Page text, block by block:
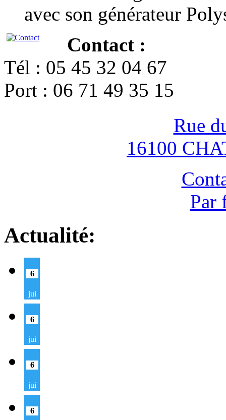
avec son générateur
Contact :
Tél : 05 45 32 04 67
Port : 06 71 49 35 15
Rue
16100
Par
Actualité:
6
jui
6
jui
6
jui
6